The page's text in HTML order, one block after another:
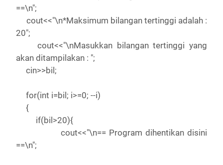
==\n";
cout<<"\n*Maksimum bilangan tertinggi adalah :
20";
cout<<"\nMasukkan bilangan tertinggi yang
akan ditampilakan : ";
cin>>bil;
for(int i=bil; i>=0; --i)
{
if(bil>20){
cout<<"\n== Program dihentikan disini
==\n";